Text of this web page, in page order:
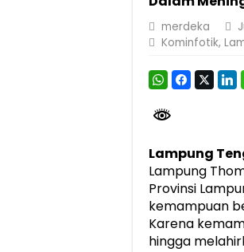
Pemprov
Pengesahan
merdeka
Kominfotik,
Lampung
Lampung
Provinsi
kemampuan
Karena
hingga